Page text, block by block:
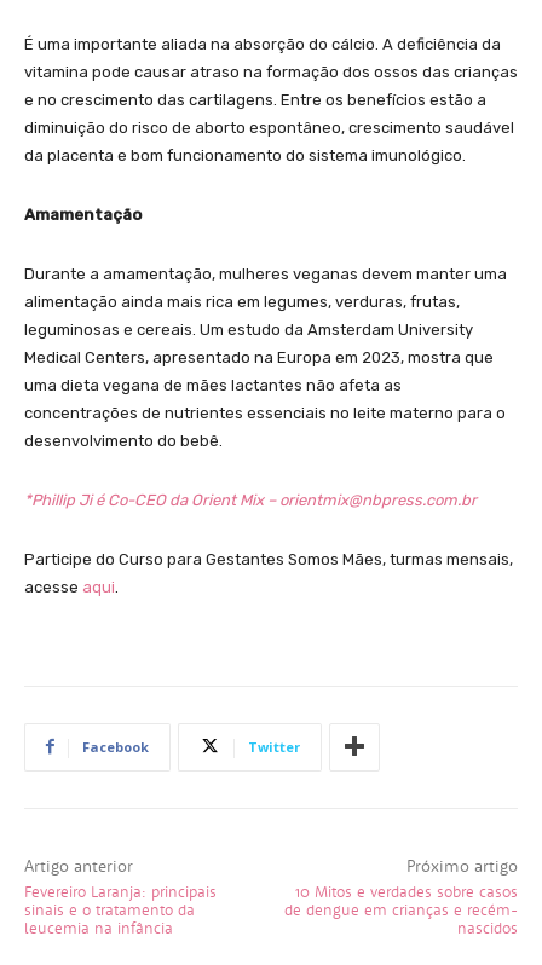
É uma importante aliada na absorção do cálcio. A deficiência da
vitamina pode causar atraso na formação dos ossos das crianças
e no crescimento das cartilagens. Entre os benefícios estão a
diminuição do risco de aborto espontâneo, crescimento saudável
da placenta e bom funcionamento do sistema imunológico.
Amamentação
Durante a amamentação, mulheres veganas devem manter uma
alimentação ainda mais rica em legumes, verduras, frutas,
leguminosas e cereais. Um estudo da Amsterdam University
Medical Centers, apresentado na Europa em 2023, mostra que
uma dieta vegana de mães lactantes não afeta as
concentrações de nutrientes essenciais no leite materno para o
desenvolvimento do bebê.
*Phillip Ji é Co-CEO da Orient Mix – orientmix@nbpress.com.br
Participe do Curso para Gestantes Somos Mães, turmas mensais,
acesse aqui
Facebook Twitter
Artigo anterior
Fevereiro Laranja: principais
sinais e o tratamento da
leucemia na infância
Próximo artigo
10 Mitos e verdades sobre casos
de dengue em crianças e recém-
nascidos